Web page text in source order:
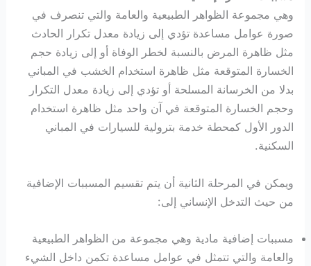
وهي مجموعة الظواهر الطبيعية والعامة والتي تنصرف في
صورة عوامل مساعدة تؤدي إلى زيادة معدل تكرار الحادث
مثل ظاهرة المرض بالنسبة لخطر الوفاة أو إلى زيادة حجم
الخسارة المتوقعة مثل ظاهرة استخدام الخشب في المباني
بدلا من الخرسانة المسلحة أو تؤدي إلى زيادة معدل التكرار
وحجم الخسارة المتوقعة في آن واحد مثل ظاهرة استخدام
الدور الأول كمحطة خدمة بترولية للسيارات في المباني
السكنية.
ويمكن في المرحلة الثانية أن يتم تقسيم المسببات الإضافية
من حيث التدخل الإنساني إلى:
مسببات إضافية مادية وهي مجموعة من الظواهر الطبيعية
والعامة والتي تتمثل في عوامل مساعدة تكمن داخل الشيء